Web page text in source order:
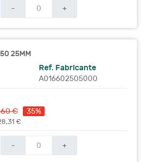
- +
25MM
Ref. Fabricante
A016602505000
€
35%
€
- +